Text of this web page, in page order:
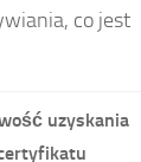
co jest
uzyskania